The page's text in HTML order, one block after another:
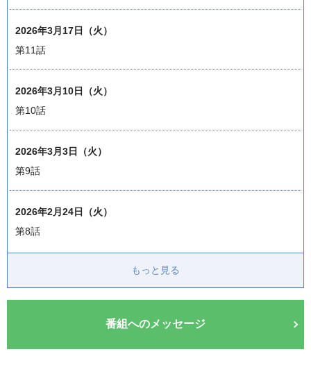
2026年3月17日（火）
第11話
2026年3月10日（火）
第10話
2026年3月3日（火）
第9話
2026年2月24日（火）
第8話
もっと見る
番組へのメッセージ